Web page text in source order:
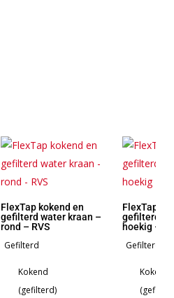
FlexTap kokend en
gefilterd water kraan –
rond – RVS
Gefilterd
Kokend
(gefilterd)
FlexTap
gefilterd
hoekig –
Gefilterd
Kokend